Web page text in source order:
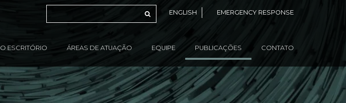
ENGLISH EMERGENCY RESPONSE
O ESCRITÓRIO ÁREAS DE ATUAÇÃO EQUIPE PUBLICAÇÕES CONTATO